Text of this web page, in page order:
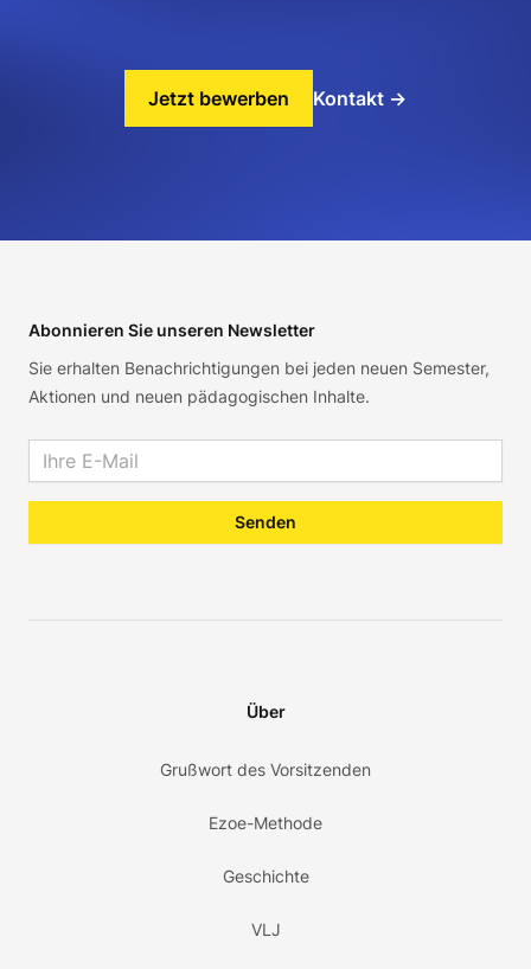
Jetzt bewerben Kontakt →
Abonnieren Sie unseren Newsletter
Sie erhalten Benachrichtigungen bei jeden neuen Semester,
Aktionen und neuen pädagogischen Inhalte.
Email address
Senden
Über
Grußwort des Vorsitzenden
Ezoe-Methode
Geschichte
VLJ